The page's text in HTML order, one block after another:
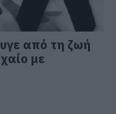
από τη ζωή
με